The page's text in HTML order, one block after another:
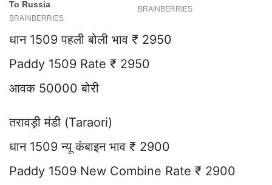
धान 1509 पहली बोली भाव ₹ 2950
Paddy 1509 Rate ₹ 2950
आवक 50000 बोरी
तरावड़ी मंडी (Taraori)
धान 1509 न्यू कंबाइन भाव ₹ 2900
Paddy 1509 New Combine Rate ₹ 2900